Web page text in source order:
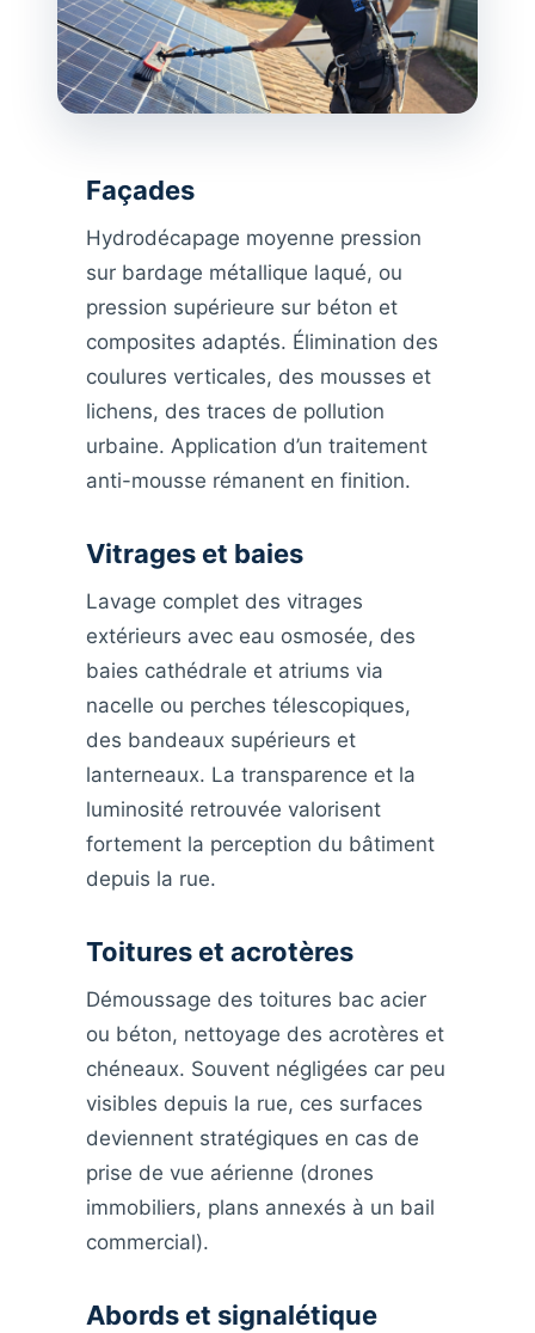
Façades
Hydrodécapage moyenne pression
sur bardage métallique laqué, ou
pression supérieure sur béton et
composites adaptés. Élimination des
coulures verticales, des mousses et
lichens, des traces de pollution
urbaine. Application d’un traitement
anti-mousse rémanent en finition.
Vitrages et baies
Lavage complet des vitrages
extérieurs avec eau osmosée, des
baies cathédrale et atriums via
nacelle ou perches télescopiques,
des bandeaux supérieurs et
lanterneaux. La transparence et la
luminosité retrouvée valorisent
fortement la perception du bâtiment
depuis la rue.
Toitures et acrotères
Démoussage des toitures bac acier
ou béton, nettoyage des acrotères et
chéneaux. Souvent négligées car peu
visibles depuis la rue, ces surfaces
deviennent stratégiques en cas de
prise de vue aérienne (drones
immobiliers, plans annexés à un bail
commercial).
Abords et signalétique